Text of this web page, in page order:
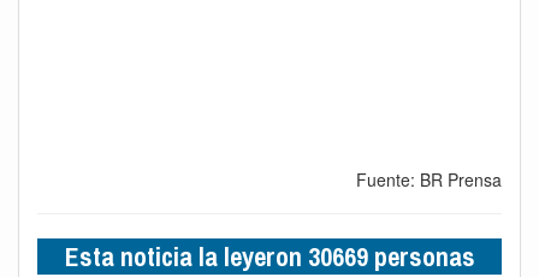
Fuente: BR Prensa
Esta noticia la leyeron 30669 personas